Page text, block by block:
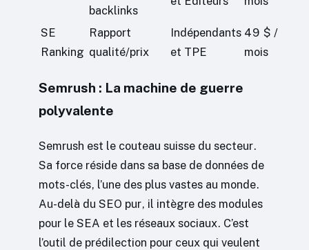
backlinks
SE
Ranking
Rapport
qualité/prix
Indépendants
et TPE
49 $ /
mois
Semrush : La machine de guerre
polyvalente
Semrush est le couteau suisse du secteur.
Sa force réside dans sa base de données de
mots-clés, l’une des plus vastes au monde.
Au-delà du SEO pur, il intègre des modules
pour le SEA et les réseaux sociaux. C’est
l’outil de prédilection pour ceux qui veulent